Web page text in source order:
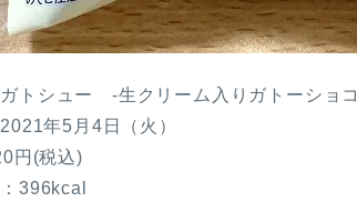
トシュー -生クリーム入りガトーショ
年5月4日（火）
円(税込)
396kcal